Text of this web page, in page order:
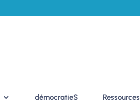
démocratieS Ressources